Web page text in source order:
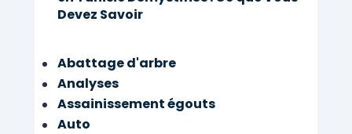
Devez Savoir
Abattage d'arbre
Analyses
Assainissement égouts
Auto